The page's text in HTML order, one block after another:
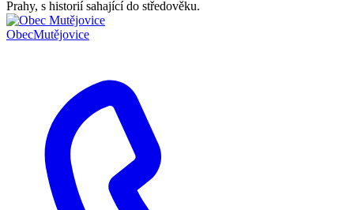
Prahy, s historií sahající do středověku.
ObecMutějovice